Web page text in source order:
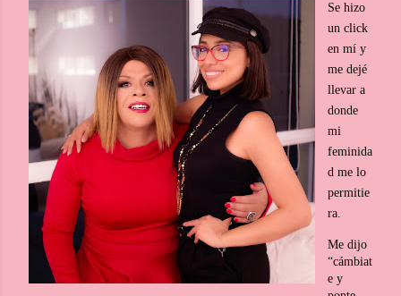
Se hizo
un click
en mí y
me dejé
llevar a
donde
mi
feminida
d me lo
permitie
ra.
Me dijo
“cámbiat
e y